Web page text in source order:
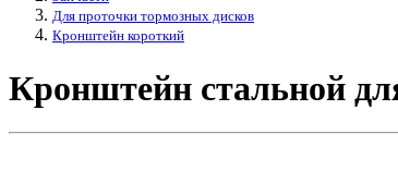
Для проточки тормозных дисков
Кронштейн короткий
Кронштейн стальной